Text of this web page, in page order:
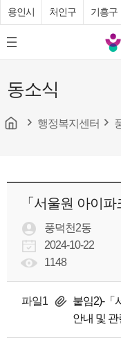
용인시 처인구 기흥구
모
바
메
뉴
튼
용
인
수
청
동소식
행정복지센터
「서울원 아이
풍덕천2동
2024-10-22
1148
파일1
붙임2)-「
안내 및